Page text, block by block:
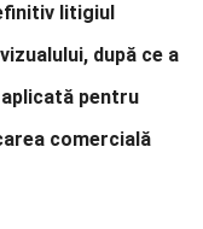
litigiul
după ce a
pentru
comercială